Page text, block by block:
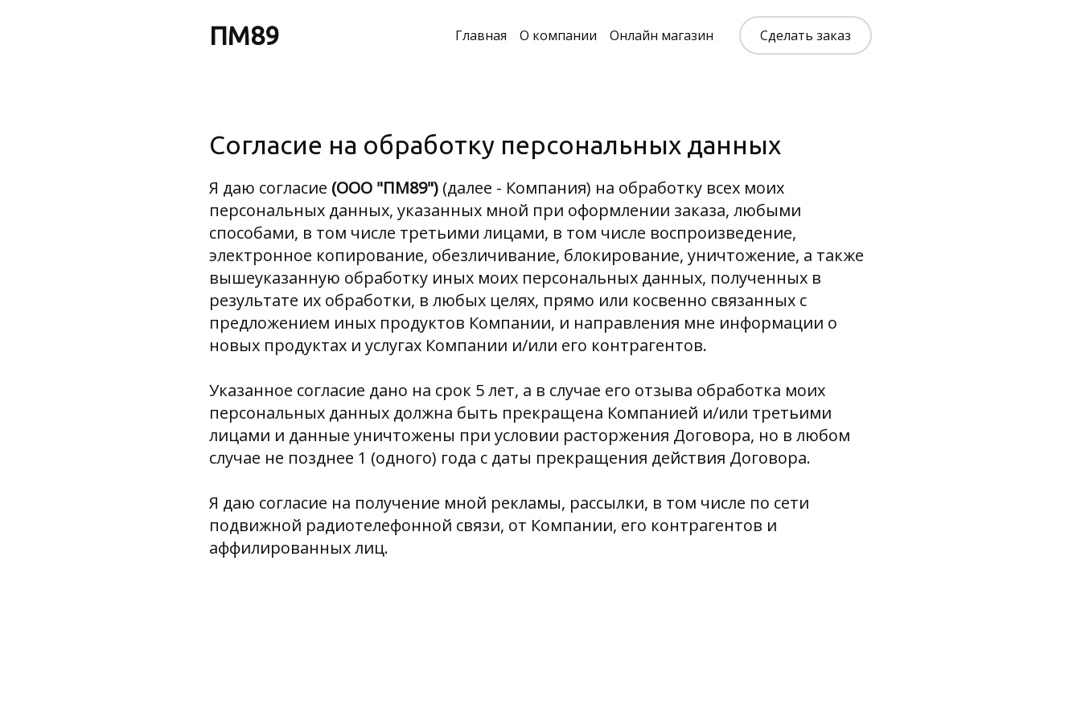
ПМ89 Главная О компании Онлайн магазин Сделать заказ
Согласие на обработку персональных данных
Я даю согласие (ООО "ПМ89") (далее - Компания) на обработку всех моих
персональных данных, указанных мной при оформлении заказа, любыми
способами, в том числе третьими лицами, в том числе воспроизведение,
электронное копирование, обезличивание, блокирование, уничтожение, а также
вышеуказанную обработку иных моих персональных данных, полученных в
результате их обработки, в любых целях, прямо или косвенно связанных с
предложением иных продуктов Компании, и направления мне информации о
новых продуктах и услугах Компании и/или его контрагентов.
Указанное согласие дано на срок 5 лет, а в случае его отзыва обработка моих
персональных данных должна быть прекращена Компанией и/или третьими
лицами и данные уничтожены при условии расторжения Договора, но в любом
случае не позднее 1 (одного) года с даты прекращения действия Договора.
Я даю согласие на получение мной рекламы, рассылки, в том числе по сети
подвижной радиотелефонной связи, от Компании, его контрагентов и
аффилированных лиц.